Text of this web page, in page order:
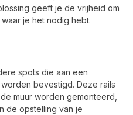
geeft je de vrijheid om
je het nodig hebt.
spots die aan een
bevestigd. Deze rails
muur worden gemonteerd,
de opstelling van je